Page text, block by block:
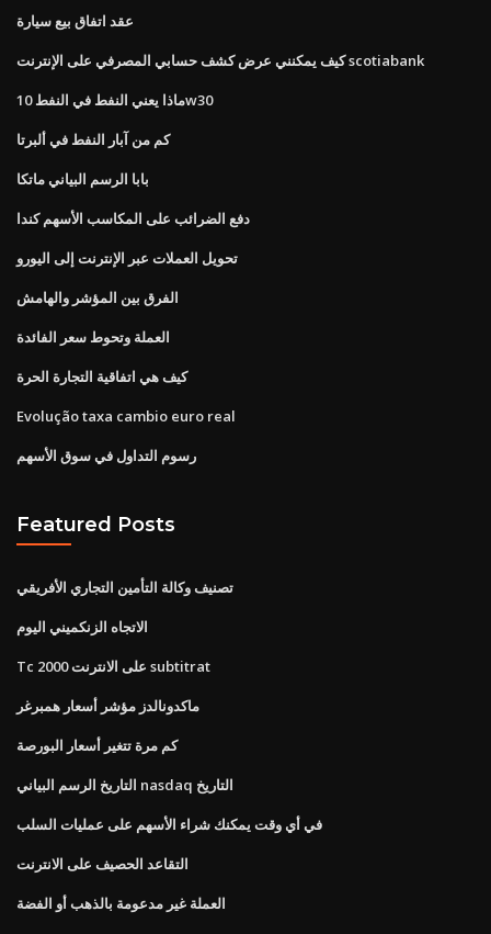
عقد اتفاق بيع سيارة
كيف يمكنني عرض كشف حسابي المصرفي على الإنترنت scotiabank
ماذا يعني النفط في النفط 10w30
كم من آبار النفط في ألبرتا
بابا الرسم البياني ماتكا
دفع الضرائب على المكاسب الأسهم كندا
تحويل العملات عبر الإنترنت إلى اليورو
الفرق بين المؤشر والهامش
العملة وتحوط سعر الفائدة
كيف هي اتفاقية التجارة الحرة
Evolução taxa cambio euro real
رسوم التداول في سوق الأسهم
Featured Posts
تصنيف وكالة التأمين التجاري الأفريقي
الاتجاه الزنكميني اليوم
Tc 2000 على الانترنت subtitrat
ماكدونالدز مؤشر أسعار همبرغر
كم مرة تتغير أسعار البورصة
التاريخ الرسم البياني nasdaq التاريخ
في أي وقت يمكنك شراء الأسهم على عمليات السلب
التقاعد الحصيف على الانترنت
العملة غير مدعومة بالذهب أو الفضة